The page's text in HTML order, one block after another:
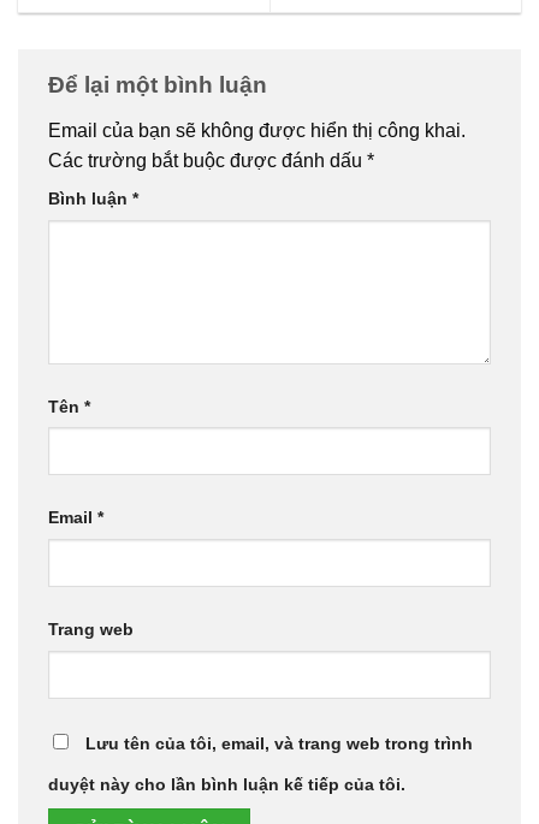
Để lại một bình luận
Email của bạn sẽ không được hiển thị công khai.
Các trường bắt buộc được đánh dấu *
Bình luận *
Tên *
Email *
Trang web
Lưu tên của tôi, email, và trang web trong trình
duyệt này cho lần bình luận kế tiếp của tôi.